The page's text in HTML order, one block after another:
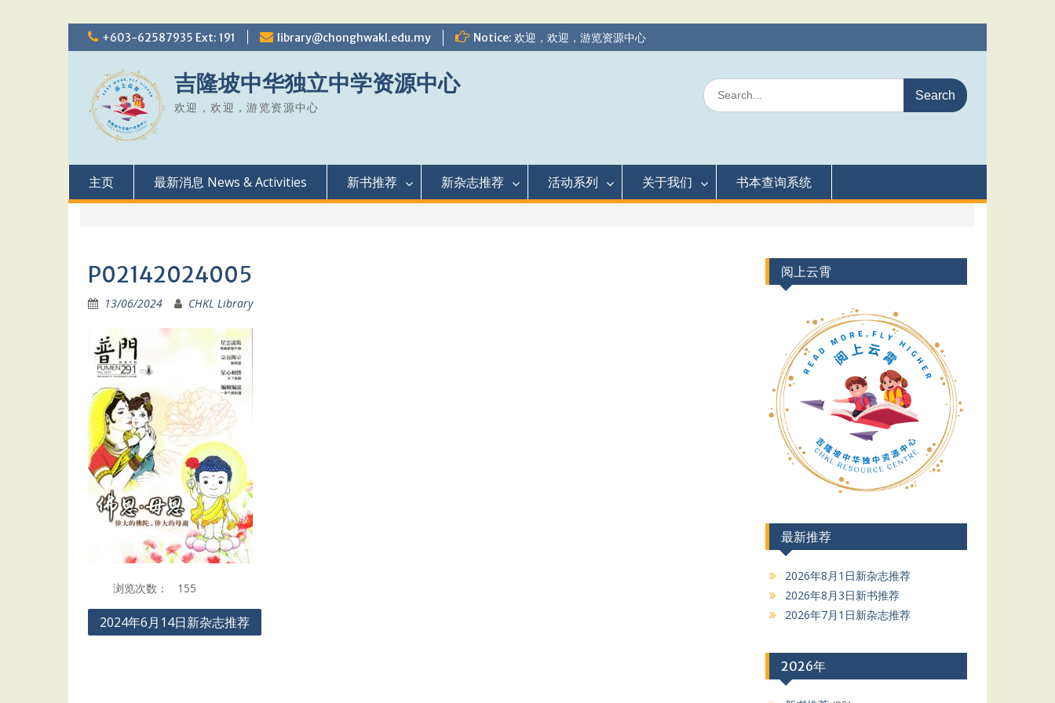
Skip
to
+603-62587935 Ext: 191 library@chonghwakl.edu.my Notice: 欢迎，欢迎，游览资源中心
吉隆坡中华独立中学资源中心
欢迎，欢迎，游览资源中心
Search
for:
主页 最新消息 News & Activities 新书推荐 新杂志推荐 活动系列 关于我们 书本查询系统
P02142024005
13/06/2024 CHKL Library
浏览次数： 155
Post
2024年6月14日新杂志推荐
阅上云霄
最新推荐
2026年8月1日新杂志推荐
2026年8月3日新书推荐
2026年7月1日新杂志推荐
2026年